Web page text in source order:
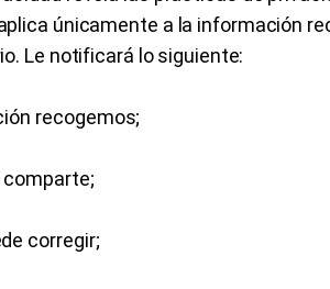
únicamente a la información
Le notificará lo siguiente:
recogemos;
comparte;
corregir;